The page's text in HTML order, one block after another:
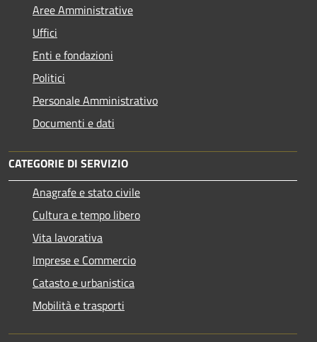
Aree Amministrative
Uffici
Enti e fondazioni
Politici
Personale Amministrativo
Documenti e dati
CATEGORIE DI SERVIZIO
Anagrafe e stato civile
Cultura e tempo libero
Vita lavorativa
Imprese e Commercio
Catasto e urbanistica
Mobilità e trasporti